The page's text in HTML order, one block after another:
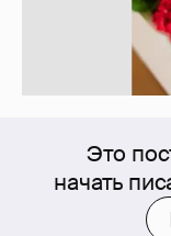
Это
начать